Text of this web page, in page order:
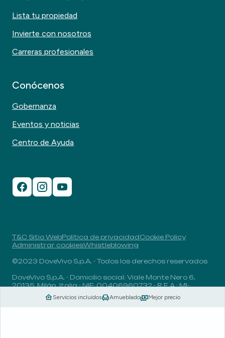
Servicios incluidos Amueblado Mejor precio
Lista tu propiedad
Invierte con nosotros
Carreras profesionales
Conócenos
Gobernanza
Eventos y noticias
Centro de Ayuda
T&C Sitio WebPolítica de privacidadCookie Policy
Administrar cookiesWhistleblowing
©2023 DoveVivo S.p.A. - Todos los derechos reservados
DoveVivo S.p.A. - Domicilio social: Viale Monte Nero 6,
20135, Milán, Italia - NIF: 00406960732 - R.E.A.: MI-
1838078 - Capital social: 1.829.649,81 euros totalmente
desembolsado